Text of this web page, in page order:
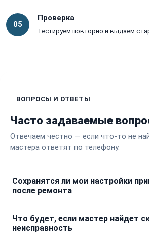
05
Проверка
Тестируем повторно и выдаём с
ВОПРОСЫ И ОТВЕТЫ
Часто задаваемые
Отвечаем честно — если что-то не
мастера ответят по телефону.
Сохранятся ли мои настройки
после ремонта
используем специальное
позволяет считывать и сохранять
Что будет, если мастер найдет
неисправность